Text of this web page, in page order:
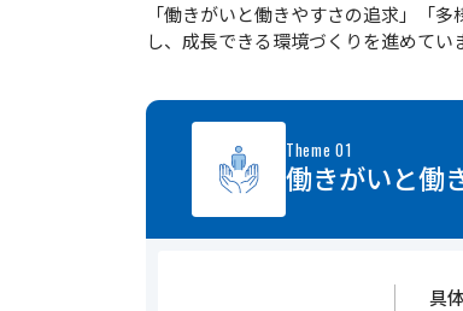
「働きがいと働きやすさの追求」「
し、成長できる環境づくりを進めてい
Theme 01
働きがいと働
具